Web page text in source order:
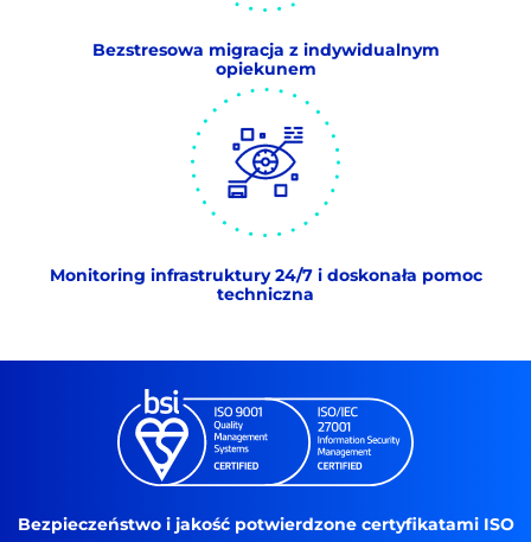
Bezstresowa migracja z indywidualnym
opiekunem
Monitoring infrastruktury 24/7 i doskonała pomoc
techniczna
Bezpieczeństwo i jakość potwierdzone certyfikatami ISO